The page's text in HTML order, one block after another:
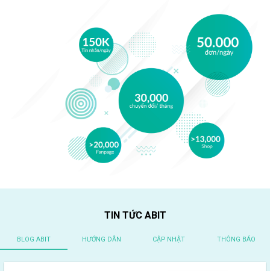
TIN TỨC ABIT
BLOG ABIT HƯỚNG DẪN CẬP NHẬT THÔNG BÁO